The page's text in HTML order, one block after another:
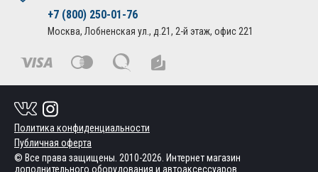
+7 (800) 250-01-76
Москва, Лобненская ул., д.21, 2-й этаж, офис 221
Политика конфиденциальности
Публичная оферта
© Все права защищены. 2010-2026. Интернет магазин
дополнительного оборудования и автоаксессуаров.